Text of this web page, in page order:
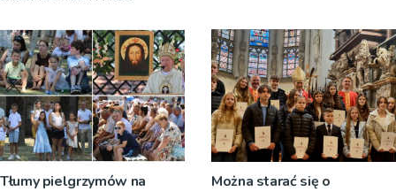
Tłumy pielgrzymów na
Można starać się o